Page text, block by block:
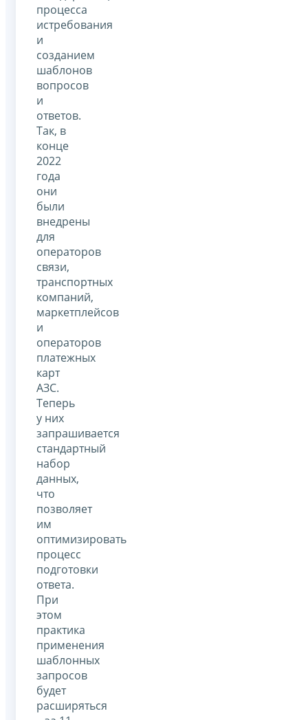
процесса
истребования
и
созданием
шаблонов
вопросов
и
ответов.
Так, в
конце
2022
года
они
были
внедрены
для
операторов
связи,
транспортных
компаний,
маркетплейсов
и
операторов
платежных
карт
АЗС.
Теперь
у них
запрашивается
стандартный
набор
данных,
что
позволяет
им
оптимизировать
процесс
подготовки
ответа.
При
этом
практика
применения
шаблонных
запросов
будет
расширяться